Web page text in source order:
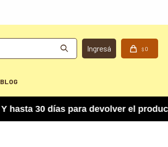
BLOG
$ 0
para devolver el producto si no te